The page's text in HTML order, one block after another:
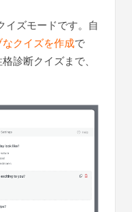
イズモードです。自
クイズを作成で
診断クイズまで、